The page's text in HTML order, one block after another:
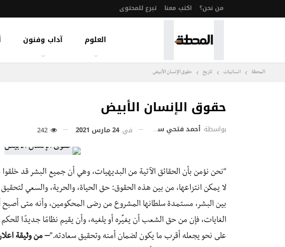
من نحن؟ اكتب معنا تبرع للمحتوى
العلوم آداب وفنون
المحطة انسانيات تاريخ حقوق الإنسان الأبيض
حقوق الإنسان الأبيض
بواسطة أحمد فتحي سليمان في 24 مارس 2021
“نحن نؤمن بأن الحقائق الآتية من البديهيات، وهي أن جميع البشر قد
لا يمكن انتزاعها، من بين هذه الحقوق: حق الحياة، والحرية، والسعي
بين البشر، مستمدة سلطانها المشروع من رضى المحكومين، وأنه متى
الغايات، فإن من حق الشعب أن يغيِّره أو يلغيه، وأن يقيم نظامًا جديدًا
على نحو يجعله أقرب ما يكون لضمان أمنه وتحقيق سعادته.”– من وثيقة اعلان